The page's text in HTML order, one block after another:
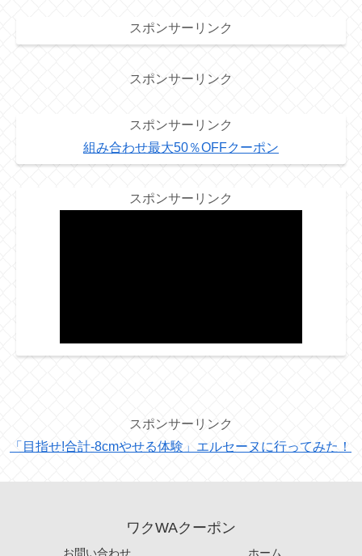
スポンサーリンク
スポンサーリンク
スポンサーリンク
組み合わせ最大50％OFFクーポン
スポンサーリンク
スポンサーリンク
「目指せ!合計-8cmやせる体験」エルセーヌに行ってみた！
ワクWAクーポン
お問い合わせ ホーム